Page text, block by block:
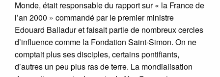
Monde, était responsable du rapport sur « la France de
l’an 2000 » commandé par le premier ministre
Edouard Balladur et faisait partie de nombreux cercles
d’influence comme la Fondation Saint-Simon. On ne
comptait plus ses disciples, certains pontifiants,
d’autres un peu plus ras de terre. La mondialisation